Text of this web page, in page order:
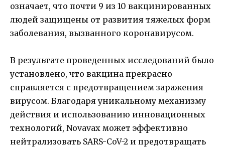
означает, что почти 9 из 10 вакцинированных
людей защищены от развития тяжелых форм
заболевания, вызванного коронавирусом.
В результате проведенных исследований было
установлено, что вакцина прекрасно
справляется с предотвращением заражения
вирусом. Благодаря уникальному механизму
действия и использованию инновационных
технологий, Novavax может эффективно
нейтрализовать SARS-CoV-2 и предотвращать